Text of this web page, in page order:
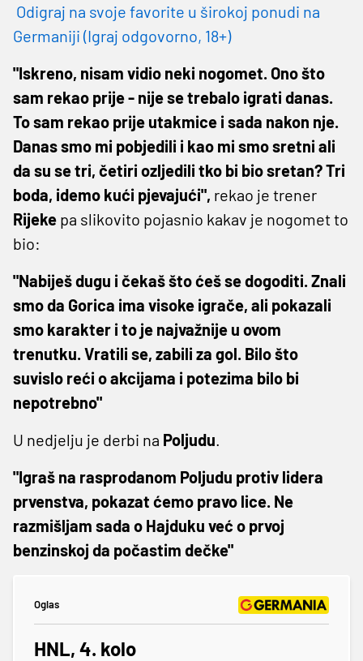
Odigraj na svoje favorite u širokoj ponudi na
Germaniji (Igraj odgovorno, 18+)
"Iskreno, nisam vidio neki nogomet. Ono što
sam rekao prije - nije se trebalo igrati danas.
To sam rekao prije utakmice i sada nakon nje.
Danas smo mi pobjedili i kao mi smo sretni ali
da su se tri, četiri ozljedili tko bi bio sretan? Tri
boda, idemo kući pjevajući", rekao je trener
Rijeke pa slikovito pojasnio kakav je nogomet to
bio:
"Nabiješ dugu i čekaš što ćeš se dogoditi. Znali
smo da Gorica ima visoke igrače, ali pokazali
smo karakter i to je najvažnije u ovom
trenutku. Vratili se, zabili za gol. Bilo što
suvislo reći o akcijama i potezima bilo bi
nepotrebno"
U nedjelju je derbi na Poljudu.
"Igraš na rasprodanom Poljudu protiv lidera
prvenstva, pokazat ćemo pravo lice. Ne
razmišljam sada o Hajduku već o prvoj
benzinskoj da počastim dečke"
Oglas
HNL, 4. kolo